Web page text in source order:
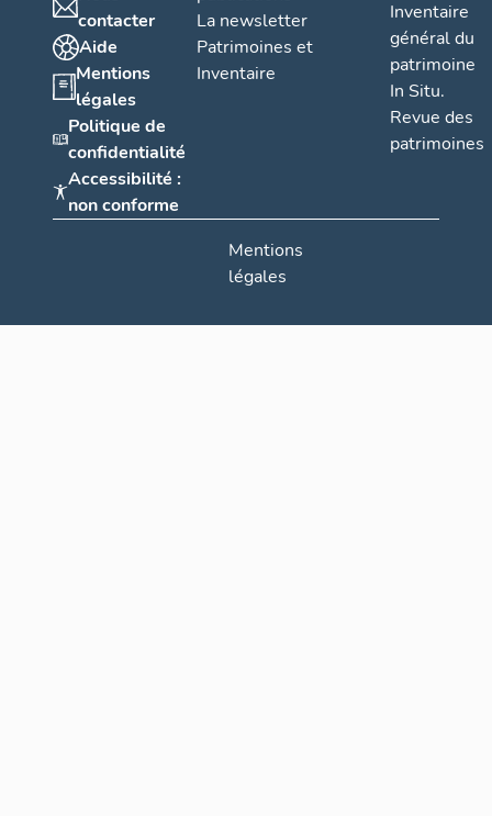
contacter
Aide
Mentions
légales
Politique de
confidentialité
Accessibilité :
non conforme
La newsletter
Patrimoines et
Inventaire
Inventaire
général du
patrimoine
In Situ.
Revue des
patrimoines
Mentions
légales